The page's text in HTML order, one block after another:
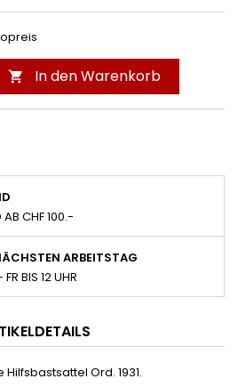
 In den Warenkorb
AB CHF 100.-
ARBEITSTAG
BIS 12 UHR
Ord. 1931.